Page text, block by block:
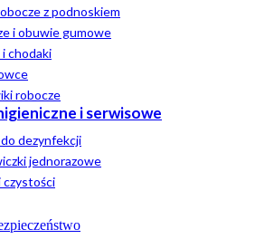
z podnoskiem
i obuwie gumowe
i chodaki
robocze
i serwisowe
do dezynfekcji
jednorazowe
czystości